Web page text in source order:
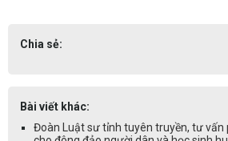
Chia sẻ:
Bài viết khác:
Đoàn Luật sư tỉnh tuyên truyền, tư vấn